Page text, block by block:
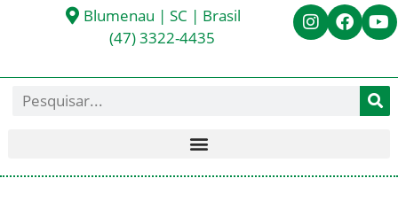
Blumenau | SC | Brasil
(47) 3322-4435